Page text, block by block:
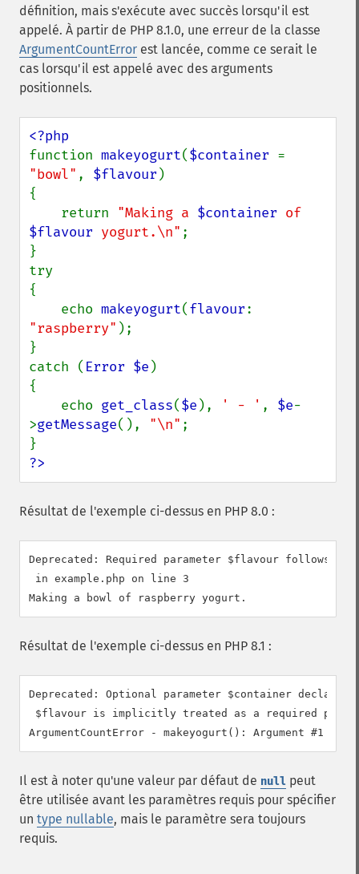
définition, mais s'exécute avec succès lorsqu'il est
appelé. À partir de PHP 8.1.0, une erreur de la classe
ArgumentCountError est lancée, comme ce serait le
cas lorsqu'il est appelé avec des arguments
positionnels.
function makeyogurt($container
"bowl" , $flavour )
{
    return
"Making a $container
$flavour yogurt.\n" ;
}
try
{
    echo
makeyogurt(flavour
"raspberry" );
}
catch ( Error $e )
{
    echo
get_class($e ), ' - ' , $e-
>getMessage(), "\n" ;
?>
Résultat de l'exemple ci-dessus en PHP 8.0 :
Deprecated: Required parameter $flavour follows
in example.php on line 3
Résultat de l'exemple ci-dessus en PHP 8.1 :
Deprecated: Optional parameter $container declared
$flavour is implicitly treated as a required
Il est à noter qu'une valeur par défaut de null peut
être utilisée avant les paramètres requis pour spécifier
un type nullable, mais le paramètre sera toujours
requis.